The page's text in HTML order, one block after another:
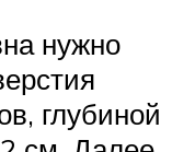
нужно
глубиной